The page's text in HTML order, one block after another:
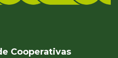
Cooperativas